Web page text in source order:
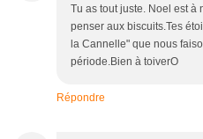
Tu as tout juste. Noel est à
penser aux biscuits.Tes
la Cannelle" que nous
période.Bien à toiverO
Répondre